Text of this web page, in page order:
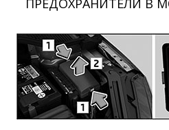
ПРЕДОХРАНИТЕЛИ В